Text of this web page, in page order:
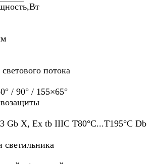
потока
/ 90° / 155×65°
Gb X, Ex tb IIIC T80°C...T195°C Db
светильника